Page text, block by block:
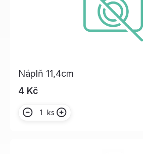
Náplň 11,4cm
4 Kč
ks